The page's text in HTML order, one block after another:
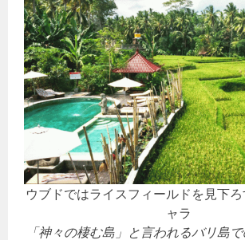
ウブドではライスフィールドを見下
ャラ
「神々の棲む島」と言われるバリ島で